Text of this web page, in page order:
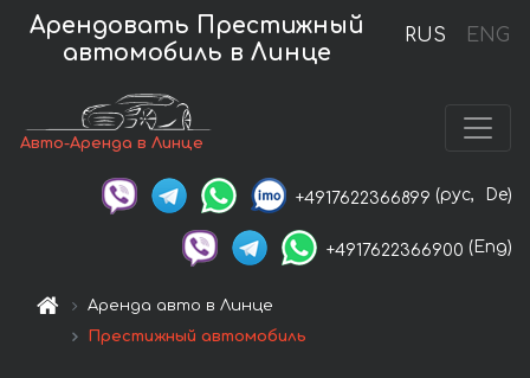
RUS ENG
Арендовать Престижный
автомобиль в Линце
Авто-Аренда в Линце
+4917622366899 (рус, De)
+4917622366900 (Eng)
Аренда авто в Линце
Престижный автомобиль